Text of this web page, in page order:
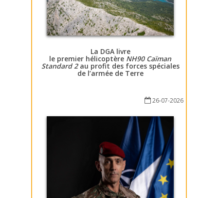
La DGA livre
le premier hélicoptère NH90 Caïman
Standard 2au profit des forces spéciales
de l’armée de Terre
26-07-2026